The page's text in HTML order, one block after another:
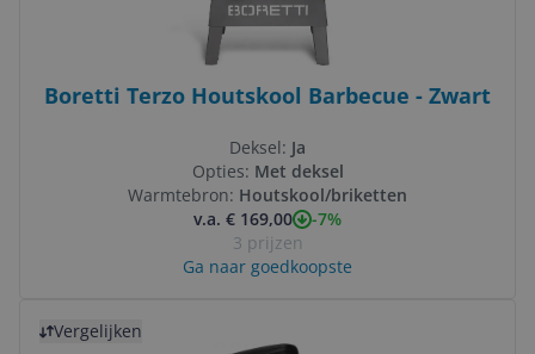
Boretti Terzo Houtskool Barbecue - Zwart
Deksel: Ja
Opties: Met deksel
Warmtebron: Houtskool/briketten
v.a. € 169,00
-7%
3 prijzen
Ga naar goedkoopste
Vergelijken